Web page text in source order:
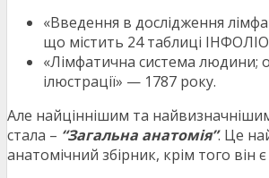
«Введення в дослідження
що містить 24 таблиці
«Лімфатична система людини;
ілюстрації» — 1787 року.
Але найціннішим та
стала – “Загальна анатомія”. Це
анатомічний збірник, крім того він